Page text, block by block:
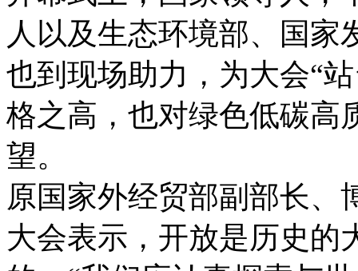
人以及生态环境部、国家
也到现场助力，为大会“
格之高，也对绿色低碳高
望。
原国家外经贸部副部长、
大会表示，开放是历史的